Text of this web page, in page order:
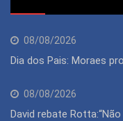
08/08/2026
Dia dos Pais: Moraes
08/08/2026
David rebate